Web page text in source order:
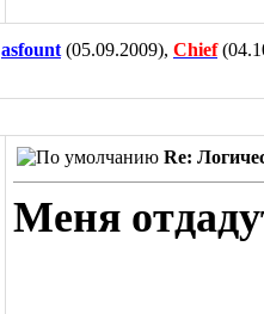
asfount (05.09.2009), Chief
Re:
Меня